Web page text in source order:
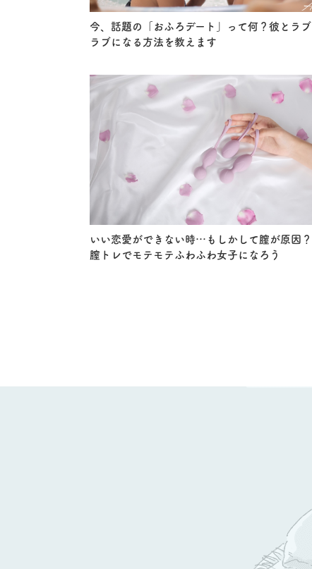
今、話題の「おふろデート」って何？彼とラブ
ラブになる方法を教えます
いい恋愛ができない時…もしかして膣が原因？
膣トレでモテモテふわふわ女子になろう